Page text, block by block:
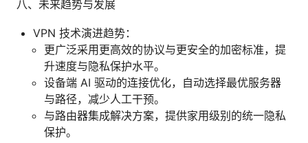
八、未来趋势与发展
VPN 技术演进趋势：
更广泛采用更高效的协议与更安全的加密标准，提
升速度与隐私保护水平。
设备端 AI 驱动的连接优化，自动选择最优服务器
与路径，减少人工干预。
与路由器集成解决方案，提供家用级别的统一隐私
保护。